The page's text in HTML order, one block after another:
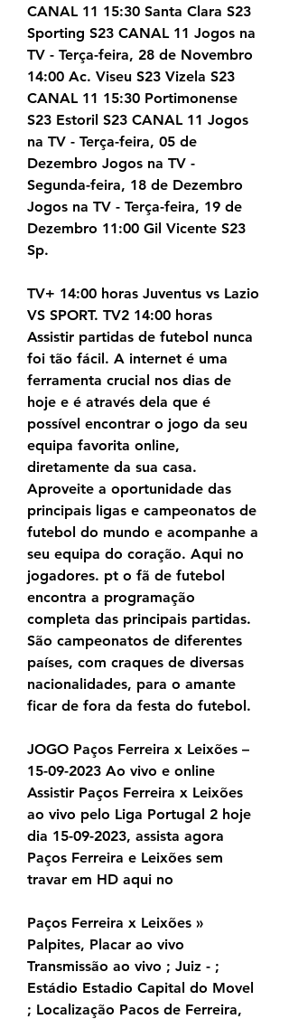
CANAL 11 15:30 Santa Clara S23
Sporting S23 CANAL 11 Jogos na
TV - Terça-feira, 28 de Novembro
14:00 Ac. Viseu S23 Vizela S23
CANAL 11 15:30 Portimonense
S23 Estoril S23 CANAL 11 Jogos
na TV - Terça-feira, 05 de
Dezembro Jogos na TV -
Segunda-feira, 18 de Dezembro
Jogos na TV - Terça-feira, 19 de
Dezembro 11:00 Gil Vicente S23
Sp.
TV+ 14:00 horas Juventus vs Lazio
VS SPORT. TV2 14:00 horas
Assistir partidas de futebol nunca
foi tão fácil. A internet é uma
ferramenta crucial nos dias de
hoje e é através dela que é
possível encontrar o jogo da seu
equipa favorita online,
diretamente da sua casa.
Aproveite a oportunidade das
principais ligas e campeonatos de
futebol do mundo e acompanhe a
seu equipa do coração. Aqui no
jogadores. pt o fã de futebol
encontra a programação
completa das principais partidas.
São campeonatos de diferentes
países, com craques de diversas
nacionalidades, para o amante
ficar de fora da festa do futebol.
JOGO Paços Ferreira x Leixões –
15-09-2023 Ao vivo e online
Assistir Paços Ferreira x Leixões
ao vivo pelo Liga Portugal 2 hoje
dia 15-09-2023, assista agora
Paços Ferreira e Leixões sem
travar em HD aqui no
Paços Ferreira x Leixões »
Palpites, Placar ao vivo
Transmissão ao vivo ; Juiz - ;
Estádio Estadio Capital do Movel
; Localização Pacos de Ferreira,